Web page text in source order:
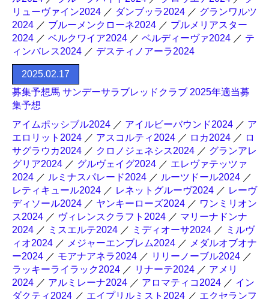
リューヴァイン2024 ／ ダンブッラ2024 ／ グランワルツ
2024 ／ ブルーメンクローネ2024 ／ プルメリアスター
2024 ／ ベルクワイア2024 ／ ベルディーヴァ2024 ／ テ
ィンバレス2024 ／ デスティノアーラ2024
2025.02.17
募集予想馬 サンデーサラブレッドクラブ 2025年適当募
集予想
アイムポッシブル2024 ／ アイルビーバウンド2024 ／ ア
エロリット2024 ／ アスコルティ2024 ／ ロカ2024 ／ ロ
サグラウカ2024 ／ クロノジェネシス2024 ／ グランアレ
グリア2024 ／ グルヴェイグ2024 ／ エレヴァテッツァ
2024 ／ ルミナスパレード2024 ／ ルーツドール2024 ／
レティキュール2024 ／ レネットグルーヴ2024 ／ レーヴ
ディソール2024 ／ ヤンキーローズ2024 ／ ワンミリオン
ス2024 ／ ヴィレンスクラフト2024 ／ マリーナドンナ
2024 ／ ミスエルテ2024 ／ ミディオーサ2024 ／ ミルヴ
ィオ2024 ／ メジャーエンブレム2024 ／ メダルオブオナ
ー2024 ／ モアナアネラ2024 ／ リリーノーブル2024 ／
ラッキーライラック2024 ／ リナーテ2024 ／ アメリ
2024 ／ アルミレーナ2024 ／ アロマティコ2024 ／ イン
ダクティ2024 ／ エイプリルミスト2024 ／ エクセランフ